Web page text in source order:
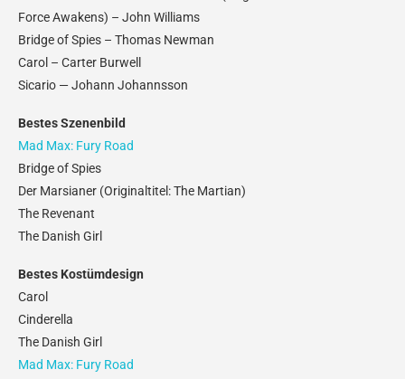
Force Awakens) – John Williams
Bridge of Spies – Thomas Newman
Carol – Carter Burwell
Sicario — Johann Johannsson
Bestes Szenenbild
Mad Max: Fury Road
Bridge of Spies
Der Marsianer (Originaltitel: The Martian)
The Revenant
The Danish Girl
Bestes Kostümdesign
Carol
Cinderella
The Danish Girl
Mad Max: Fury Road